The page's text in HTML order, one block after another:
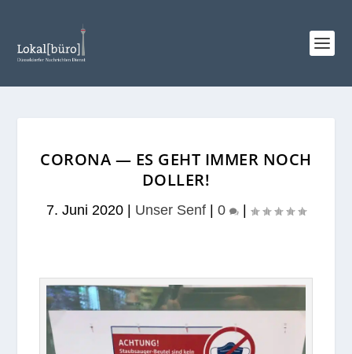
CORONA — ES GEHT IMMER NOCH
DOLLER!
7. Juni 2020 Unser Senf 0